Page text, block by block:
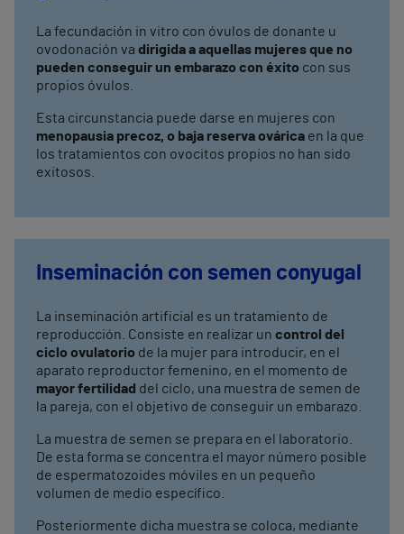
La fecundación in vitro con óvulos de donante u
ovodonación va dirigida a aquellas mujeres que no
pueden conseguir un embarazo con éxito con sus
propios óvulos.
Esta circunstancia puede darse en mujeres con
menopausia precoz, o baja reserva ovárica en la que
los tratamientos con ovocitos propios no han sido
exitosos.
Inseminación con semen conyugal
La inseminación artificial es un tratamiento de
reproducción. Consiste en realizar un control del
ciclo ovulatorio de la mujer para introducir, en el
aparato reproductor femenino, en el momento de
mayor fertilidad del ciclo, una muestra de semen de
la pareja, con el objetivo de conseguir un embarazo.
La muestra de semen se prepara en el laboratorio.
De esta forma se concentra el mayor número posible
de espermatozoides móviles en un pequeño
volumen de medio específico.
Posteriormente dicha muestra se coloca, mediante